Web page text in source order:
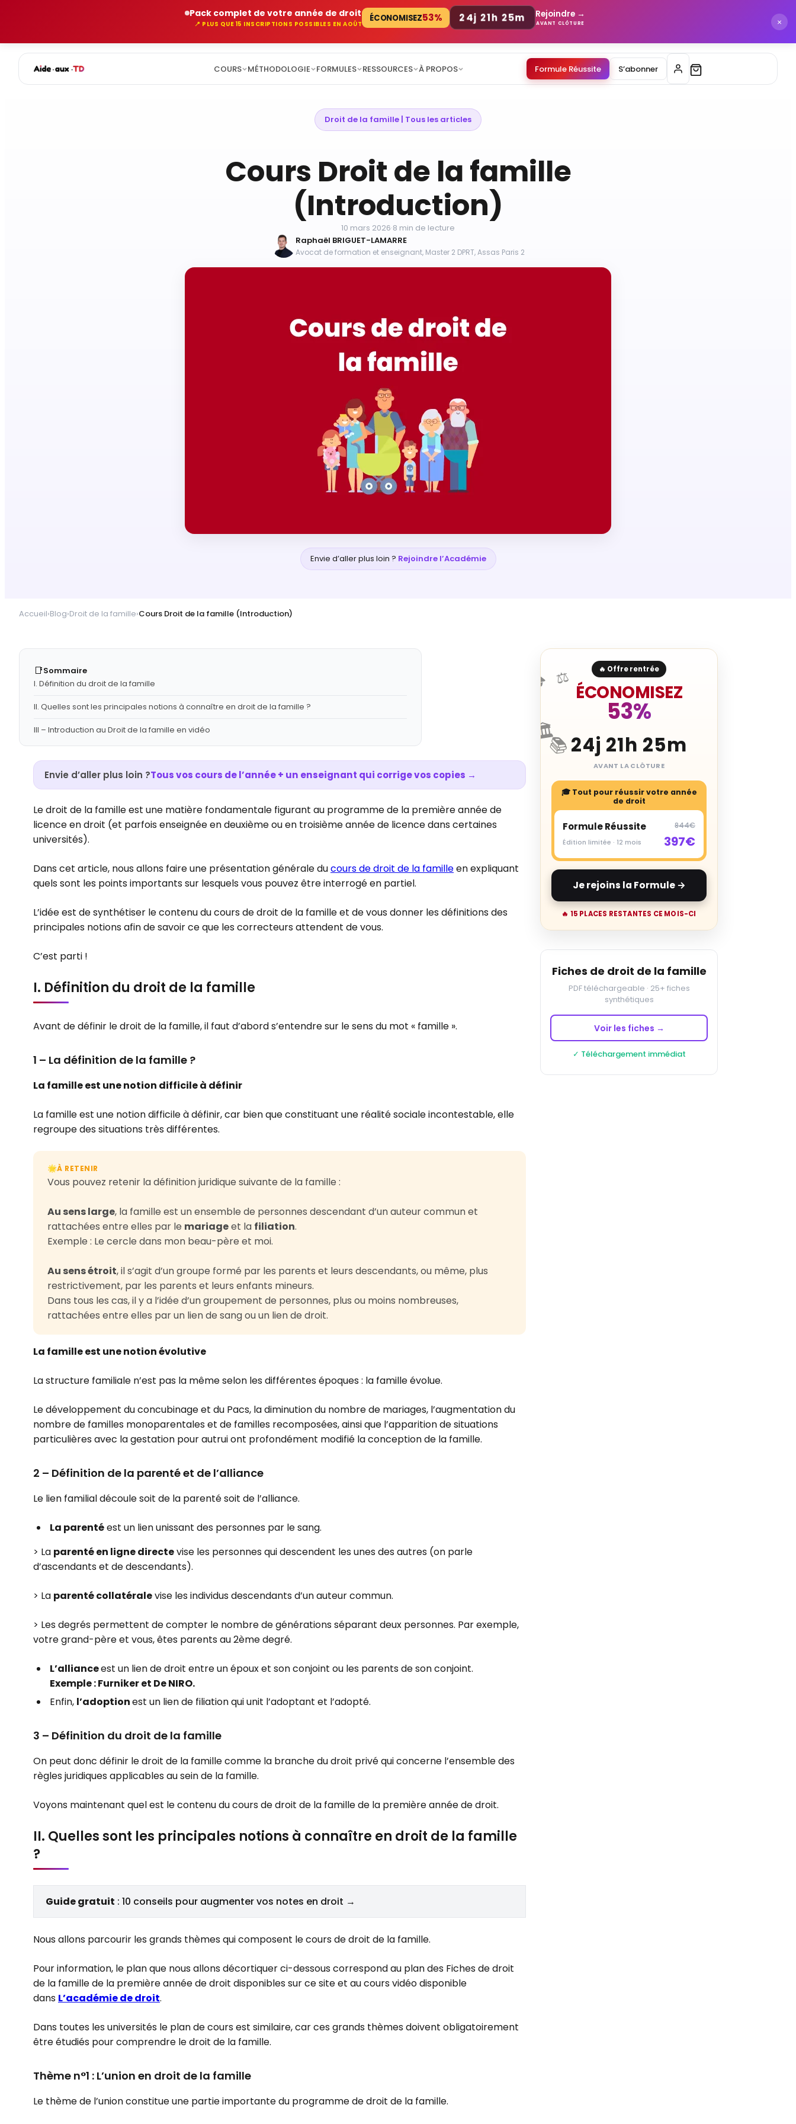
Pack complet de votre année de droit
📍 PLUS QUE 15 INSCRIPTIONS POSSIBLES EN AOÛT
ÉCONOMISEZ53% 24j 21h 25m Rejoindre →
AVANT CLÔTURE ×
COURS MÉTHODOLOGIE FORMULES RESSOURCES À PROPOS Formule Réussite S’abonner
Droit de la famille | Tous les articles
Cours Droit de la famille
(Introduction)
10 mars 2026·8 min de lecture
Raphaël BRIGUET-LAMARRE
Avocat de formation et enseignant, Master 2 DPRT, Assas Paris 2
Envie d’aller plus loin ? Rejoindre l’Académie
Accueil›Blog›Droit de la famille›Cours Droit de la famille (Introduction)
📑Sommaire
I. Définition du droit de la famille
II. Quelles sont les principales notions à connaître en droit de la famille ?
III – Introduction au Droit de la famille en vidéo
Envie d’aller plus loin ?Tous vos cours de l’année + un enseignant qui corrige vos copies →
Le droit de la famille est une matière fondamentale figurant au programme de la première année de
licence en droit (et parfois enseignée en deuxième ou en troisième année de licence dans certaines
universités).
Dans cet article, nous allons faire une présentation générale ducours de droit de la familleen expliquant
quels sont les points importants sur lesquels vous pouvez être interrogé en partiel.
L’idée est de synthétiser le contenu du cours de droit de la famille et de vous donner les définitions des
principales notions afin de savoir ce que les correcteurs attendent de vous.
C’est parti !
I. Définition du droit de la famille
Avant de définir le droit de la famille, il faut d’abord s’entendre sur le sens du mot « famille ».
1 – La définition de la famille ?
La famille est une notion difficile à définir
La famille est une notion difficile à définir, car bien que constituant une réalité sociale incontestable, elle
regroupe des situations très différentes.
🌟À RETENIR
Vous pouvez retenir la définition juridique suivante de la famille :
Au sens large, la famille est un ensemble de personnes descendant d’un auteur commun et
rattachées entre elles par le mariageet la filiation.
Exemple : Le cercle dans mon beau-père et moi.
Au sens étroit, il s’agit d’un groupe formé par les parents et leurs descendants, ou même, plus
restrictivement, par les parents et leurs enfants mineurs.
Dans tous les cas, il y a l’idée d’un groupement de personnes, plus ou moins nombreuses,
rattachées entre elles par un lien de sang ou un lien de droit.
La famille est une notion évolutive
La structure familiale n’est pas la même selon les différentes époques : la famille évolue.
Le développement du concubinage et du Pacs, la diminution du nombre de mariages, l’augmentation du
nombre de familles monoparentales et de familles recomposées, ainsi que l’apparition de situations
particulières avec la gestation pour autrui ont profondément modifié la conception de la famille.
2 – Définition de la parenté et de l’alliance
Le lien familial découle soit de la parenté soit de l’alliance.
La parentéest un lien unissant des personnes par le sang.
> La parenté en ligne directevise les personnes qui descendent les unes des autres (on parle
d’ascendants et de descendants).
> La parenté collatéralevise les individus descendants d’un auteur commun.
> Les degrés permettent de compter le nombre de générations séparant deux personnes. Par exemple,
votre grand-père et vous, êtes parents au 2ème degré.
L’allianceest un lien de droit entre un époux et son conjoint ou les parents de son conjoint.
Exemple : Furniker et De NIRO.
Enfin, l’adoptionest un lien de filiation qui unit l’adoptant et l’adopté.
3 – Définition du droit de la famille
On peut donc définir le droit de la famille comme la branche du droit privé qui concerne l’ensemble des
règles juridiques applicables au sein de la famille.
Voyons maintenant quel est le contenu du cours de droit de la famille de la première année de droit.
II. Quelles sont les principales notions à connaître en droit de la famille
?
Guide gratuit : 10 conseils pour augmenter vos notes en droit →
Nous allons parcourir les grands thèmes qui composent le cours de droit de la famille.
Pour information, le plan que nous allons décortiquer ci-dessous correspond au plan des Fiches de droit
de la famille de la première année de droit disponibles sur ce site et au cours vidéo disponible
dans L’académie de droit.
Dans toutes les universités le plan de cours est similaire, car ces grands thèmes doivent obligatoirement
être étudiés pour comprendre le droit de la famille.
Thème n°1 : L’union en droit de la famille
Le thème de l’union constitue une partie importante du programme de droit de la famille.
⚖️
🎓
📚
🏛️
🔥 Offre rentrée
ÉCONOMISEZ
53%
24j 21h 25m
AVANT LA CLÔTURE
🎓 Tout pour réussir votre année
de droit
Formule Réussite
Édition limitée · 12 mois
844€
397€
Je rejoins la Formule →
🔥 15 PLACES RESTANTES CE MOIS-CI
Fiches de droit de la famille
PDF téléchargeable · 25+ fiches
synthétiques
Voir les fiches →
✓ Téléchargement immédiat